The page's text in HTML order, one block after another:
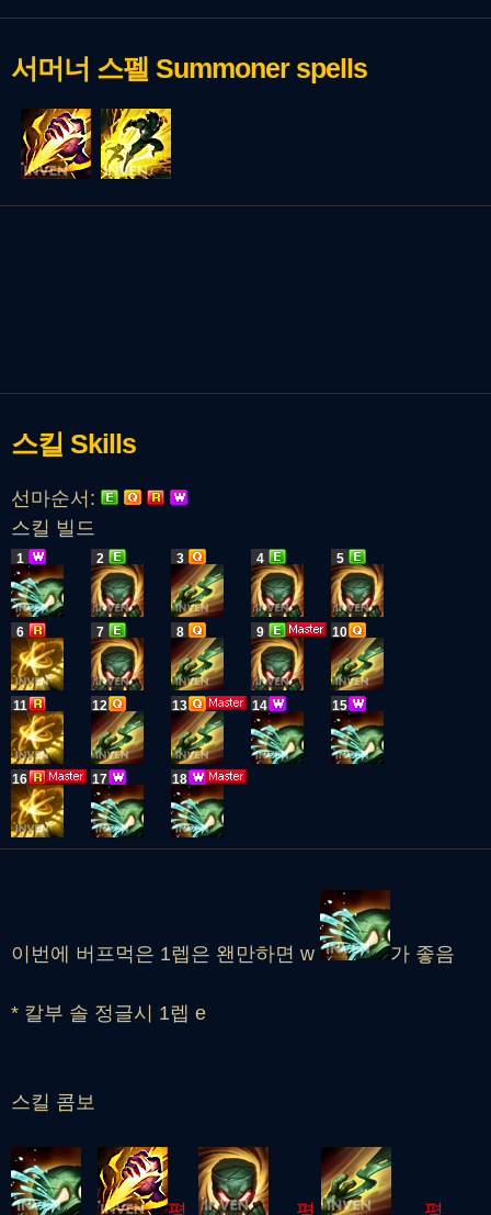
서머너 스펠 Summoner spells
스킬 Skills
선마순서:
스킬 빌드
1 2 3 4 5
6 7 8 9 10
11 12 13 14 15
16 17 18
이번에 버프먹은 1렙은 왠만하면 w 가 좋음
* 칼부 솔 정글시 1렙 e
스킬 콤보
평 평 평